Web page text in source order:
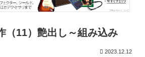
（11）艶出し～組み込み
2023.12.12